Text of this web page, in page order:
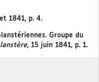
1841, p. 4.
Groupe du
, 15 juin 1841, p. 1.